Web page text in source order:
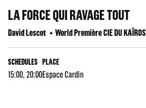
LA FORCE QUI RAVAGE TOUT
David Lescot World Première CIE DU KAÏROS
SCHEDULES
15:00, 20:00
PLACE
Espace Cardin